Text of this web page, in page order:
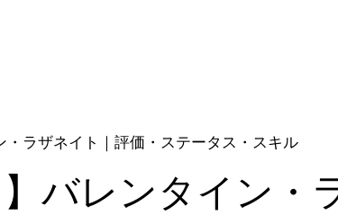
・ラザネイト｜評価・ステータス・スキル
】バレンタイン